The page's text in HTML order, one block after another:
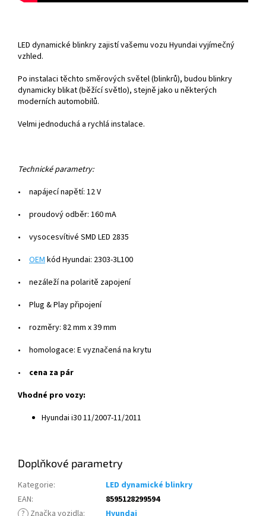
LED dynamické blinkry zajistívašemu vozu Hyundai vyjímečný
vzhled.
Po instalaci těchto směrových světel (blinkrů), budou blinkry
dynamicky blikat (běžícísvětlo), stejně jako u některých
moderních automobilů.
Velmi jednoduchá a rychlá instalace.
Technicképarametry:
• napájecínapětí: 12 V
• proudovýodběr: 160 mA
• vysocesvítivé SMD LED 2835
• OEMkód Hyundai: 2303-3L100
• nezáležína polaritě zapojení
• Plug & Play připojení
• rozměry: 82 mm x 39 mm
• homologace: E vyznačená na krytu
• cena za pár
Vhodné pro vozy:
Hyundai i30 11/2007-11/2011
Doplňkové parametry
Kategorie:
LED dynamické blinkry
EAN:
8595128299594